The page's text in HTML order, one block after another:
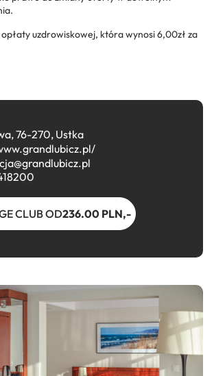
uzdrowiskowej, która wynosi 6,00zł za
76-270, Ustka
CLUB OD236.00 PLN,-